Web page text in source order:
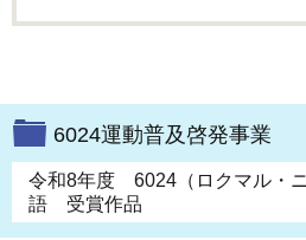
6024運動普及啓発事業
令和8年度 6024（ロクマル・
語 受賞作品